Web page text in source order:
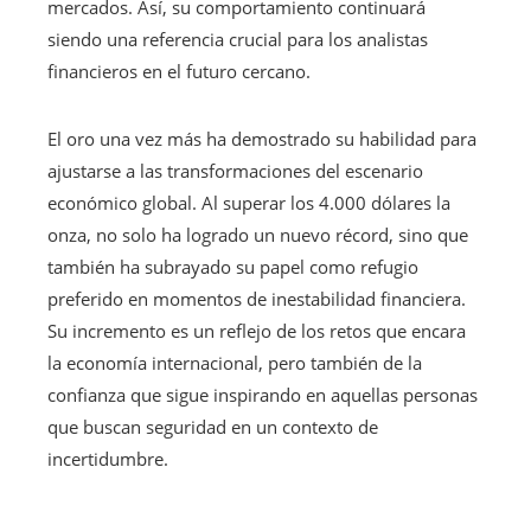
mercados. Así, su comportamiento continuará
siendo una referencia crucial para los analistas
financieros en el futuro cercano.
El oro una vez más ha demostrado su habilidad para
ajustarse a las transformaciones del escenario
económico global. Al superar los 4.000 dólares la
onza, no solo ha logrado un nuevo récord, sino que
también ha subrayado su papel como refugio
preferido en momentos de inestabilidad financiera.
Su incremento es un reflejo de los retos que encara
la economía internacional, pero también de la
confianza que sigue inspirando en aquellas personas
que buscan seguridad en un contexto de
incertidumbre.